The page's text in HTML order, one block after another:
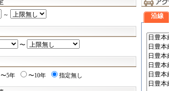
～
〜
〜5年 〜10年 指定無し
沿線